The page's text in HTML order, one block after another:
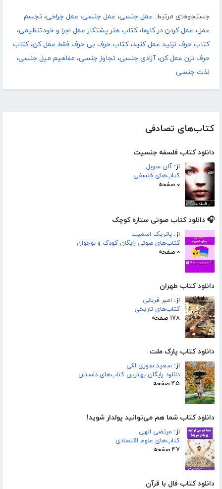
کتاب‌های تصادفی
دانلود کتاب فلسفه جنسیت
از: آلن سوبل
کتاب‌های فلسفی
۰ صفحه
🎧 دانلود کتاب صوتی ستاره کوچک
از: پاتریک اسمیت
کتاب‌های صوتی رایگان کودک و نوجوان
۰ صفحه
دانلود کتاب طهران
از: امیر قربانی
کتاب‌های تاریخی
۱۷۸ صفحه
دانلود کتاب پارک ملت
از: سعید سوری لکی
دانلود رایگان بهترین کتاب‌های داستان
۴۵ صفحه
دانلود کتاب شما هم می‌توانید پولدار شوید!
از: مرتضی الهی
کتاب‌های علوم اقتصادی
۴۷ صفحه
دانلود کتاب فال با قرآن
جستجوهای مرتبط: عمل جنسی، عمل جنسی، عمل جراحی، تجسم
عمل، عمل کردن در کارها،کتاب هنر پشتکار عمل اجرا و خودتنظیمی،
کتاب حرف نزنید عمل کنید،کتاب حرف بی حرف فقط عمل کن،کتاب
حرف نزن عمل کن،آزادی جنسی، تجاوز جنسی، مفاهیم میل جنسی،
لذت جنسی